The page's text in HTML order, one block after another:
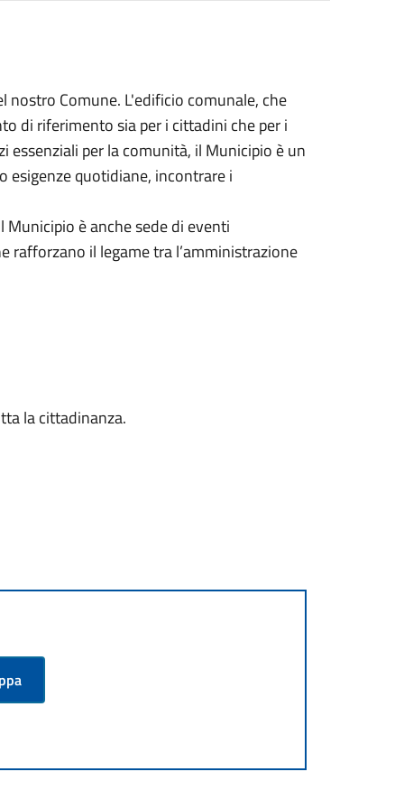
Comune. L'edificio comunale, che
di riferimento sia per i cittadini che per i
per la comunità, il Municipio è un
esigenze quotidiane, incontrare i
Municipio è anche sede di eventi
rafforzano il legame tra l’amministrazione
la cittadinanza.